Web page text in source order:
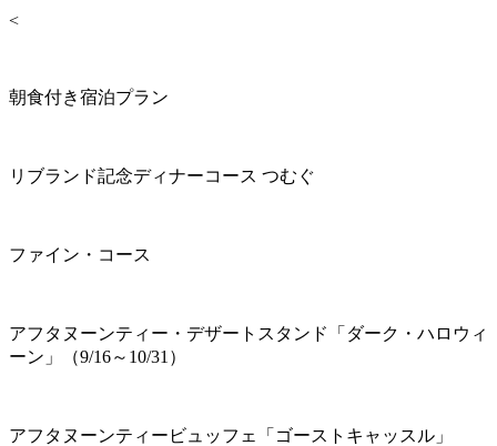
<
朝食付き宿泊プラン
リブランド記念ディナーコース つむぐ
ファイン・コース
アフタヌーンティー・デザートスタンド「ダーク・ハロウィ
ーン」（9/16～10/31）
アフタヌーンティービュッフェ「ゴーストキャッスル」